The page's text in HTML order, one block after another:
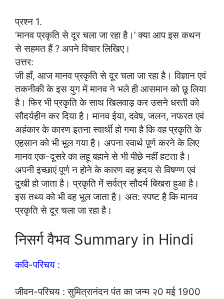
प्रश्न 1.
‘मानव प्रकृति से दूर चला जा रहा है।’ क्या आप इस कथन
से सहमत हैं ? अपने विचार लिखिए।
उत्तर:
जी हाँ, आज मानव प्रकृति से दूर चला जा रहा है। विज्ञान एवं
तकनीकी के इस युग में मानव ने भले ही आसमान को छू लिया
है। फिर भी प्रकृति के साथ खिलवाड़ कर उसने धरती को
सौदर्यहीन कर दिया है। मानव ईया, दवेष, जलन, नफरत एवं
अहंकार के कारण इतना स्वार्थी हो गया है कि वह प्रकृति के
एहसान को भी भूल गया है। अपना स्वार्थ पूर्ण करने के लिए
मानव एक-दूसरे का लहू बहाने से भी पीछे नहीं हटता है।
अपनी इच्छाएं पूर्ण न होने के कारण वह हृदय से विषण्ण एवं
दुखी हो जाता है। प्रकृति में सर्वत्र सौदर्य बिखरा हुआ है।
इस तथ्य को भी वह भूल जाता है। अत: स्पष्ट है कि मानव
प्रकृति से दूर चला जा रहा है।
निसर्ग वैभव Summary in Hindi
कवि-परिचय :
जीवन-परिचय : सुमित्रानंदन पंत का जन्म २0 मई 1900